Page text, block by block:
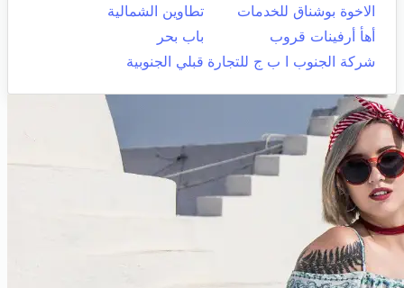
الاخوة بوشناق للخدمات
تطاوين الشمالية
أهأ أرفينات قروب
باب بحر
شركة الجنوب ا ب ج للتجارة قبلي الجنوبية